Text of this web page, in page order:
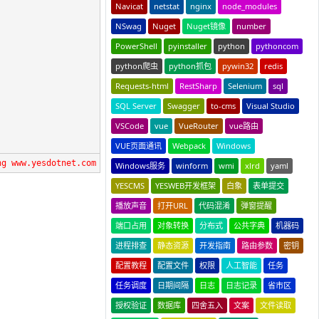
www.yesdotnet.com
Navicat
netstat nginx
node_modules
NSwag
Nuget Nuget镜像
number
PowerShell
pyinstaller python
pythoncom
python爬虫
python抓包 pywin32
redis
Requests-html
RestSharp Selenium
sql
SQL Server
Swagger to-cms
Visual Studio
VSCode
vue VueRouter
vue路由
VUE页面通讯
Webpack
Windows
Windows服务
winform wmi xlrd
yaml
YESCMS
YESWEB开发框架 白象
表单提交
播放声音
打开URL 代码混淆
弹窗提醒
端口占用
对象转换 分布式 公共字典
机器码
进程排查
静态资源 开发指南 路由参数
密钥
配置教程
配置文件 权限 人工智能
任务
任务调度
日期间隔 日志 日志记录
省市区
授权验证
数据库 四舍五入 文案
文件读取